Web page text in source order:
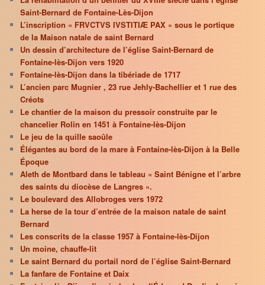
Saint-Bernard de Fontaine-Lès-Dijon
L’inscription « FRVCTVS IVSTITIÆ PAX » sous le portique
de la Maison natale de saint Bernard
Un dessin d’architecture de l’église Saint-Bernard de
Fontaine-lès-Dijon vers 1920
Fontaine-lès-Dijon dans la tibériade de 1717
L’ancien parc Mugnier , 23 rue Jehly-Bachellier et 1 rue des
Créots
Le chantier de la maison du pressoir construite par le
chancelier Rolin en 1451 à Fontaine-lès-Dijon
Le jeu de la quille saoûle
Élégantes au bord de la mare à Fontaine-lès-Dijon à la Belle
Époque
Aleth de Montbard dans le tableau « Saint Bénigne et l’arbre
des saints du diocèse de Langres ».
Le boulevard des Allobroges vers 1972
La herse de la tour d’entrée de la maison natale de saint
Bernard
Les conscrits de la classe 1957 à Fontaine-lès-Dijon
Un moine, chauffe-lit
Le saint Bernard du portail nord de l’église Saint-Bernard
La fanfare de Fontaine et Daix